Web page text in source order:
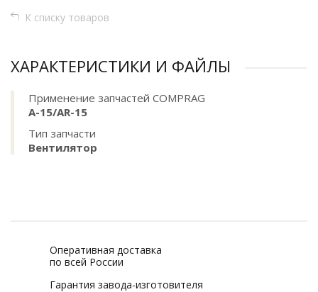
К списку товаров
ХАРАКТЕРИСТИКИ И ФАЙЛЫ
Применение запчастей COMPRAG
A-15/AR-15
Тип запчасти
Вентилятор
Оперативная доставка
по всей России
Гарантия завода-изготовителя